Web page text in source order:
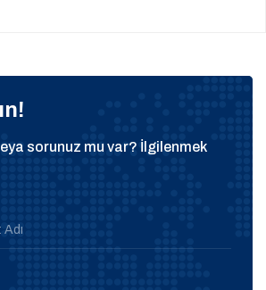
sorunuz mu var? İlgilenmek